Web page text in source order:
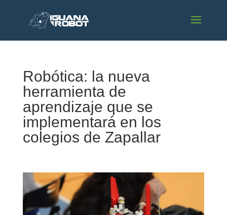
Robótica: la nueva
herramienta de
aprendizaje que se
implementará en los
colegios de Zapallar